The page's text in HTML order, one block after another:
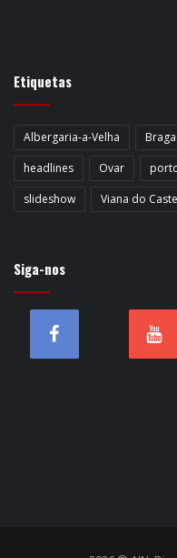
Etiquetas
Albergaria-a-Velha Braga
headlines
Ovar
slideshow
Viana do
Siga-nos